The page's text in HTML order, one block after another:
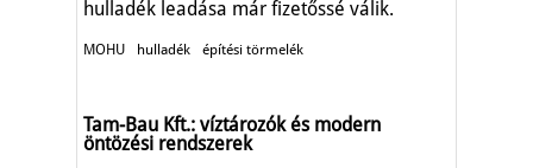
hulladék leadása már fizetőssé válik.
MOHU hulladék építési törmelék
Tam-Bau Kft.: víztározók és modern
öntözési rendszerek